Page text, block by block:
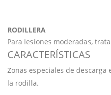
RODILLERA
Para lesiones moderadas,
CARACTERÍSTICAS
Zonas especiales de
la rodilla.